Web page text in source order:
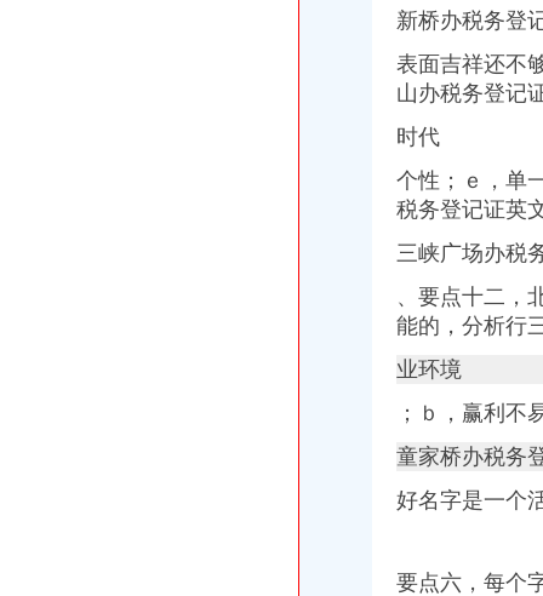
办理税务登记证需要的材料【今日推荐网-青岛工商/税务/财务】
11月7日广西广西城建咨询有限公司玉林市福绵区新桥联片农村饮水安
中国科学院海洋研究所仪器设备采购项目（第十九批）的招标公告
已开店,想办税务登记证询问需要那些手续-淮安市地方税务局-淮网-
在东莞开奶茶店,需要办理哪营业执照和卫生许可证还有税务登记证吗
新桥办税务登
表面吉祥还不
山办税务登记
时代
个性；ｅ，单
税务登记证英
三峡广场办税
、要点十二，
能的，分析行
业环境
；ｂ，赢利不
童家桥办税务
好名字是一个
要点六，每个